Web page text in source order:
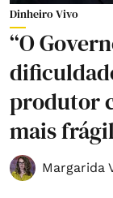
Dinheiro Vivo
“O
produtor
mais
Margarida